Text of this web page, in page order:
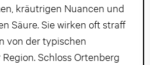
kräutrigen Nuancen und
Säure. Sie wirken oft straff
von der typischen
Schloss Ortenberg